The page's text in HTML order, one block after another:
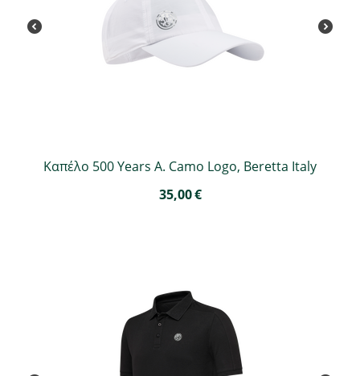
Καπέλο 500 Years A. Camo Logo, Beretta Italy
35,00€